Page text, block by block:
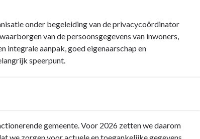
onder begeleiding van de privacycoördinator
van de persoonsgegevens van inwoners,
integrale aanpak, goed eigenaarschap en
speerpunt.
gemeente. Voor 2026 zetten we daarom